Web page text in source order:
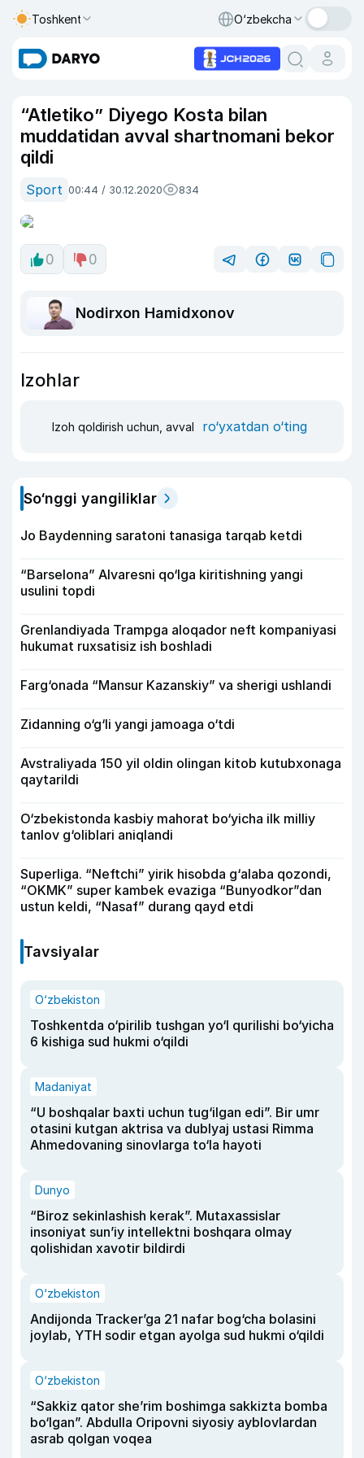
Toshkent O‘zbekcha
“Atletiko” Diyego Kosta bilan
muddatidan avval shartnomani bekor
qildi
Sport 00:44 / 30.12.2020 834
0 0
Nodirxon Hamidxonov
Izohlar
Izoh qoldirish uchun, avval ro‘yxatdan o‘ting
So‘nggi yangiliklar
Jo Baydenning saratoni tanasiga tarqab ketdi
“Barselona” Alvaresni qo‘lga kiritishning yangi
usulini topdi
Grenlandiyada Trampga aloqador neft kompaniyasi
hukumat ruxsatisiz ish boshladi
Farg‘onada “Mansur Kazanskiy” va sherigi ushlandi
Zidanning o‘g‘li yangi jamoaga o‘tdi
Avstraliyada 150 yil oldin olingan kitob kutubxonaga
qaytarildi
O‘zbekistonda kasbiy mahorat bo‘yicha ilk milliy
tanlov g‘oliblari aniqlandi
Superliga. “Neftchi” yirik hisobda g‘alaba qozondi,
“OKMK” super kambek evaziga “Bunyodkor”dan
ustun keldi, “Nasaf” durang qayd etdi
Tavsiyalar
O‘zbekiston
Toshkentda o‘pirilib tushgan yo‘l qurilishi bo‘yicha
6 kishiga sud hukmi o‘qildi
Madaniyat
“U boshqalar baxti uchun tug‘ilgan edi”. Bir umr
otasini kutgan aktrisa va dublyaj ustasi Rimma
Ahmedovaning sinovlarga to‘la hayoti
Dunyo
“Biroz sekinlashish kerak”. Mutaxassislar
insoniyat sun’iy intellektni boshqara olmay
qolishidan xavotir bildirdi
O‘zbekiston
Andijonda Tracker’ga 21 nafar bog‘cha bolasini
joylab, YTH sodir etgan ayolga sud hukmi o‘qildi
O‘zbekiston
“Sakkiz qator she’rim boshimga sakkizta bomba
bo‘lgan”. Abdulla Oripovni siyosiy ayblovlardan
asrab qolgan voqea